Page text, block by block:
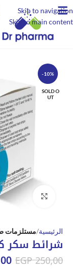
Skip to navigation
Skip to main content
-10%
SOLD O
UT
to enlarge
الرئيسية مستلزمات
شرائط سكر
EGP250,00